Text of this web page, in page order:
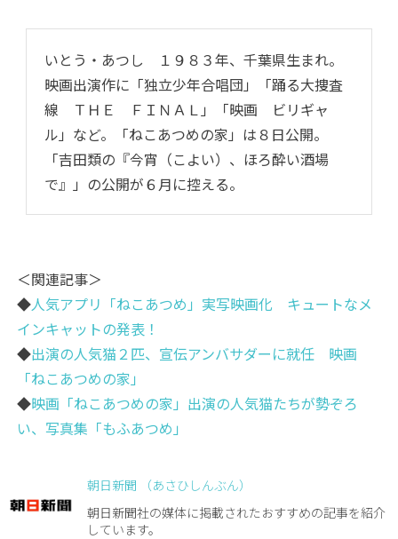
いとう・あつし １９８３年、千葉県生まれ。
映画出演作に「独立少年合唱団」「踊る大捜査
線 ＴＨＥ ＦＩＮＡＬ」「映画 ビリギャ
ル」など。「ねこあつめの家」は８日公開。
「吉田類の『今宵（こよい）、ほろ酔い酒場
で』」の公開が６月に控える。
＜関連記事＞
◆人気アプリ「ねこあつめ」実写映画化 キュートなメ
インキャットの発表！
◆出演の人気猫２匹、宣伝アンバサダーに就任 映画
「ねこあつめの家」
◆映画「ねこあつめの家」出演の人気猫たちが勢ぞろ
い、写真集「もふあつめ」
朝日新聞 （あさひしんぶん）
朝日新聞社の媒体に掲載されたおすすめの記事を紹介
しています。